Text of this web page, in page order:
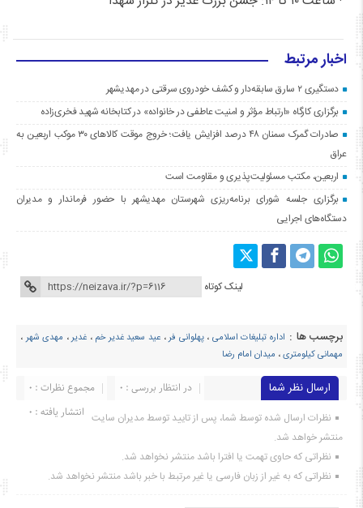
اخبار مرتبط
دستگیری ۲ سارق سابقه‌دار و کشف خودروی سرقتی در مهدیشهر
برگزاری کارگاه «ارتباط مؤثر و امنیت عاطفی در خانواده» در کتابخانه شهید فخری‌زاده
صادرات گمرک سمنان ۴۸ درصد افزایش یافت؛ خروج موقت کالاهای ۳۰ موکب اربعین به
عراق
اربعین، مکتب مسئولیت‌پذیری و مقاومت است
برگزاری جلسه شورای برنامه‌ریزی شهرستان مهدیشهر با حضور فرماندار و مدیران
دستگاه‌های اجرایی
لینک کوتاه
برچسب ها : اداره تبلیغات اسلامی ،پهلوانی فر، عید سعید غدیر خم ، غدیر، مهدی شهر،
مهمانی کیلومتری، میدان امام رضا
ارسال نظر شما مجموع نظرات : 0
در انتظار بررسی : 0
انتشار یافته : ۰ نظرات ارسال شده توسط شما، پس از تایید توسط مدیران سایت
منتشر خواهد شد.
نظراتی که حاوی تهمت یا افترا باشد منتشر نخواهد شد.
نظراتی که به غیر از زبان فارسی یا غیر مرتبط با خبر باشد منتشر نخواهد شد.